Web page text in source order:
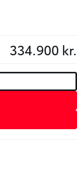
334.900 kr.